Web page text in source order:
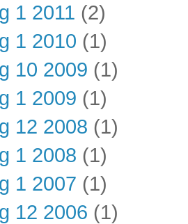
1 2011 (2)
1 2010 (1)
10 2009 (1)
1 2009 (1)
12 2008 (1)
1 2008 (1)
1 2007 (1)
12 2006 (1)